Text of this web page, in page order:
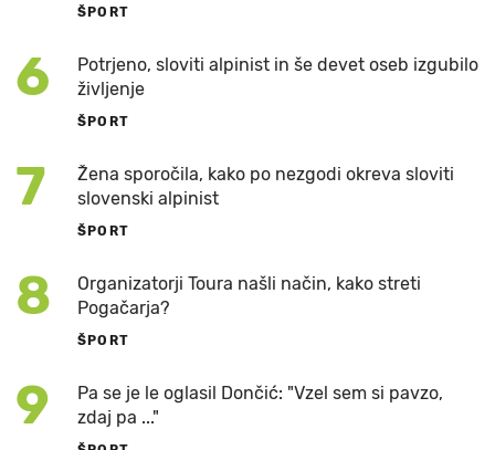
ŠPORT
6
Potrjeno, sloviti alpinist in še devet oseb izgubilo
življenje
ŠPORT
7
Žena sporočila, kako po nezgodi okreva sloviti
slovenski alpinist
ŠPORT
8
Organizatorji Toura našli način, kako streti
Pogačarja?
ŠPORT
9
Pa se je le oglasil Dončić: "Vzel sem si pavzo,
zdaj pa ..."